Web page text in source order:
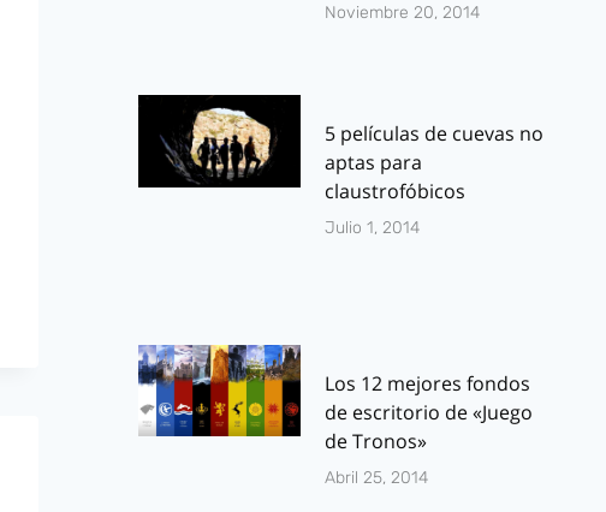
Noviembre 20, 2014
5 películas de cuevas no
aptas para
claustrofóbicos
Julio 1, 2014
Los 12 mejores fondos
de escritorio de «Juego
de Tronos»
Abril 25, 2014